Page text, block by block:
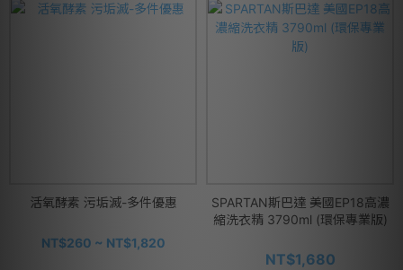
活氧酵素 污垢滅-多件優惠
NT$260 ~ NT$1,820
SPARTAN斯巴達 美國EP18高濃
縮洗衣精 3790ml (環保專業版)
NT$1,680